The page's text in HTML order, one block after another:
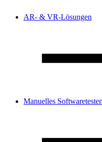
AR- & VR-Lösungen
Manuelles Softwaretesten